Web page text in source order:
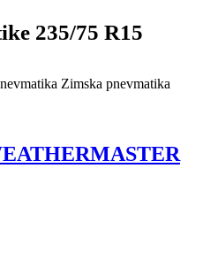
235/75 R15
Zimska pnevmatika